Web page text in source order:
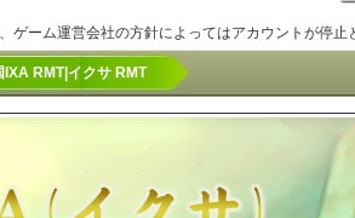
ゲーム運営会社の方針によってはアカウントが停止
IXA RMT|イクサ RMT